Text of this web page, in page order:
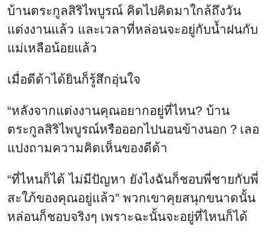
บ้านตระกูลสิริไพบูรณ์ คิดไปคิดมาใกล้ถึงวัน
แต่งงานแล้ว และเวลาที่หล่อนจะอยู่กับน้ำฝนกับ
แม่เหลือน้อยแล้ว
เมื่อดีด้าได้ยินก็รู้สึกอุ่นใจ
“หลังจากแต่งงานคุณอยากอยู่ที่ไหน? บ้าน
ตระกูลสิริไพบูรณ์หรือออกไปนอนข้างนอก？เลอ
แปงถามความคิดเห็นของดีด้า
“ที่ไหนก็ได้ ไม่มีปัญหา ยังไงฉันก็ชอบพี่ชายกับพี่
สะใภ้ของคุณอยู่แล้ว” พวกเขาคุยสนุกขนาดนั้น
หล่อนก็ชอบจริงๆ เพราะฉะนั้นจะอยู่ที่ไหนก็ได้